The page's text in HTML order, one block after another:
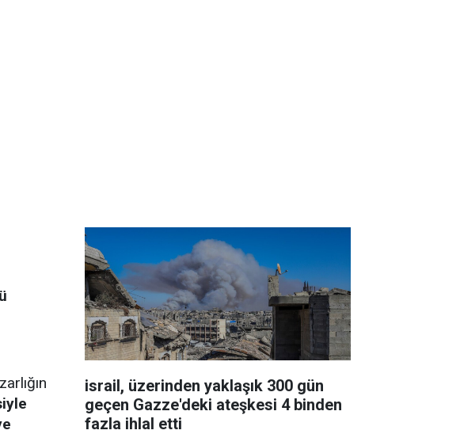
israil, üzerinden yaklaşık 300 gün
geçen Gazze'deki ateşkesi 4 binden
fazla ihlal etti